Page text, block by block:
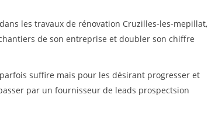
les travaux de rénovation Cruzilles-les-mepillat,
de son entreprise et doubler son chiffre
suffire mais pour les désirant progresser et
par un fournisseur de leads prospectsion